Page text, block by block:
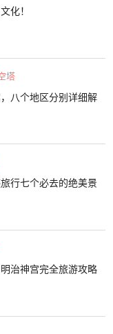
化！
塔
八个地区分别详细解
行七个必去的绝美景
治神宫完全旅游攻略